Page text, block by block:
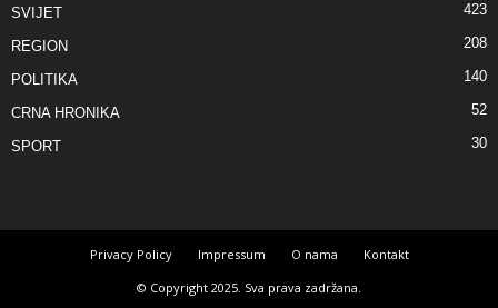
SVIJET 423
REGION 208
POLITIKA 140
CRNA HRONIKA 52
SPORT 30
Privacy Policy Impressum O nama
Kontakt
© Copyright 2025. Sva prava zadržana.